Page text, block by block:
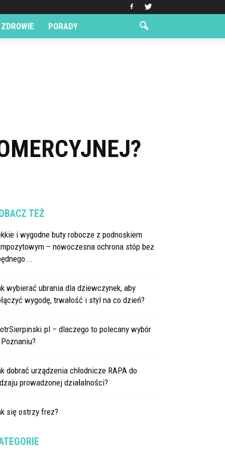
ZDROWIE PORADY
TEŻ
i wygodne buty robocze z podnoskiem
– nowoczesna ochrona stóp bez
wybierać ubrania dla dziewczynek, aby
wygodę, trwałość i styl na co dzień?
– dlaczego to polecany wybór
dobrać urządzenia chłodnicze RAPA do
prowadzonej działalności?
się ostrzy frez?